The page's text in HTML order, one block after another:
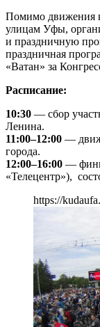
Помимо движения
улицам Уфы,
и праздничную
праздничная
«Ватан» за
Расписание:
10:30 — сбор
Ленина.
11:00–12:00 —
города.
12:00–16:00 —
«Телецентр»),
https://